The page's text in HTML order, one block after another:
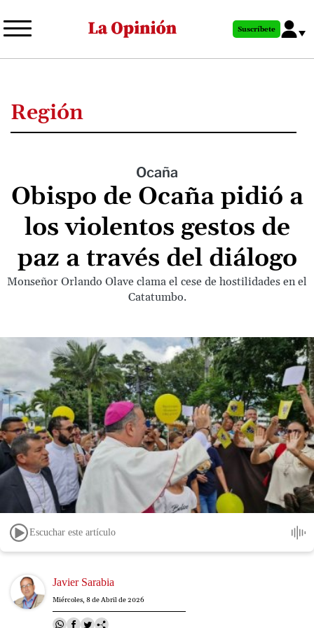
al
principal
Suscríbete
Región
Ocaña
Obispo de Ocaña pidió a
los violentos gestos de
paz a través del diálogo
Monseñor Orlando Olave clama el cese de hostilidades en el
Catatumbo.
Escuchar este artículo
Image Javier Sarabia
Miércoles, 8 de Abril de 2026